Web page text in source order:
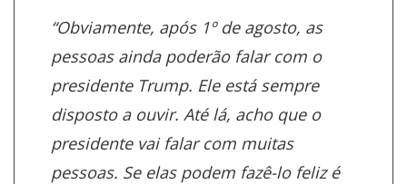
“Obviamente, após 1º de agosto, as
pessoas ainda poderão falar com o
presidente Trump. Ele está sempre
disposto a ouvir. Até lá, acho que o
presidente vai falar com muitas
pessoas. Se elas podem fazê-lo feliz é